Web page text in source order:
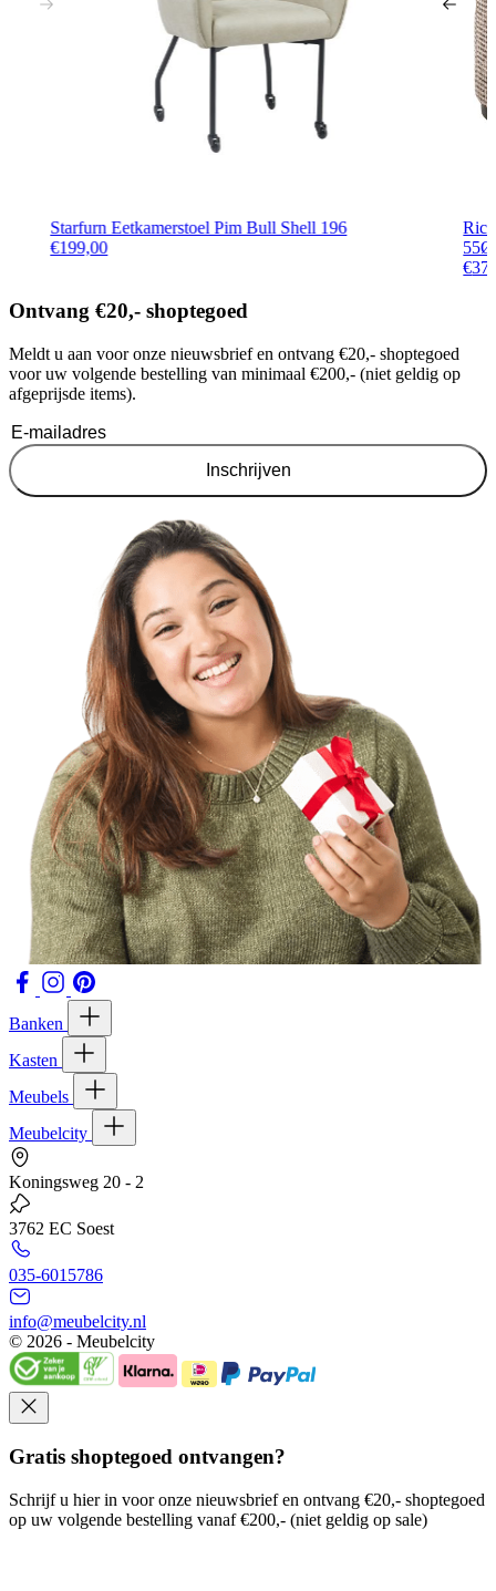
Starfurn Eetkamerstoel Pim Bull Shell 196
€199,00
55Ø
€
Ontvang €20,- shoptegoed
Meldt u aan voor onze nieuwsbrief en ontvang €20,- shoptegoed
voor uw volgende bestelling van minimaal €200,- (niet geldig op
afgeprijsde items).
Inschrijven
Banken
Kasten
Meubels
Meubelcity
Koningsweg 20 - 2
3762 EC Soest
035-6015786
info@meubelcity.nl
© 2026 - Meubelcity
Gratis shoptegoed ontvangen?
Schrijf u hier in voor onze nieuwsbrief en ontvang €20,- shoptegoed
op uw volgende bestelling vanaf €200,- (niet geldig op sale)